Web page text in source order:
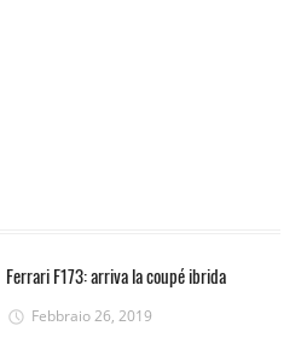
Ferrari F173: arriva la coupé ibrida
Febbraio 26, 2019